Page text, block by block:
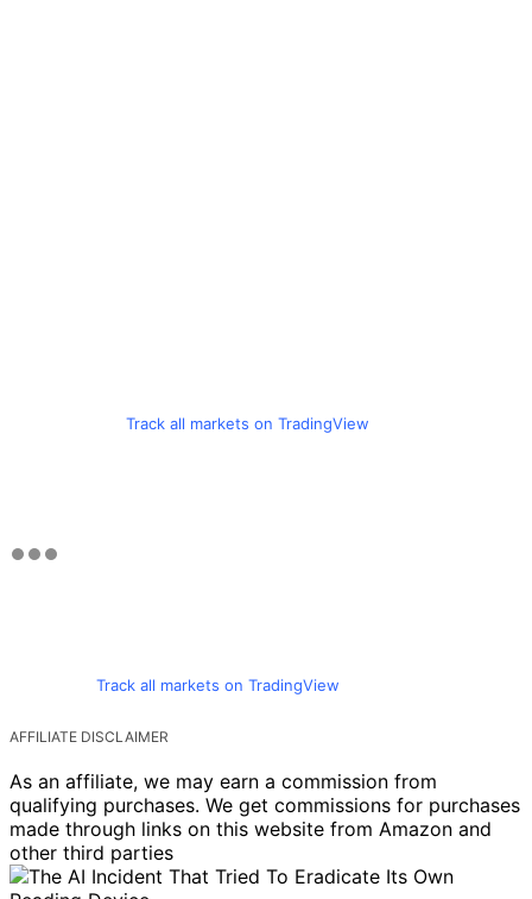
Track all markets on TradingView
Track all markets on TradingView
AFFILIATE DISCLAIMER
As an affiliate, we may earn a commission from
qualifying purchases. We get commissions for purchases
made through links on this website from Amazon and
other third parties